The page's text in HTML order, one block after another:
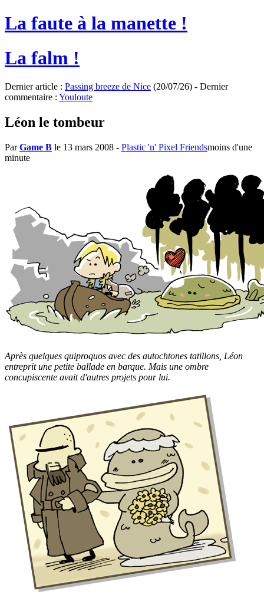
La faute à la manette !
La falm !
Dernier article : Passing breeze de Nice (20/07/26) - Dernier
commentaire : Youloute
Léon le tombeur
ParGame B le 13 mars 2008 - Plastic 'n' Pixel Friendsmoins d'une
minute
Après quelques quiproquos avec des autochtones tatillons, Léon
entreprit une petite ballade en barque. Mais une ombre
concupiscente avait d'autres projets pour lui.